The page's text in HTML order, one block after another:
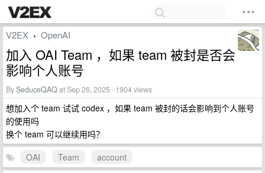
V2EX › OpenAI
加入 OAI Team ，如果 team 被封是否会
影响个人账号
BySeduceQAQat Sep 26, 2025 · 1904 views
想加入个 team 试试 codex ，如果 team 被封的话会影响到个人账号
的使用吗
换个 team 可以继续用吗？
OAI
Team
account